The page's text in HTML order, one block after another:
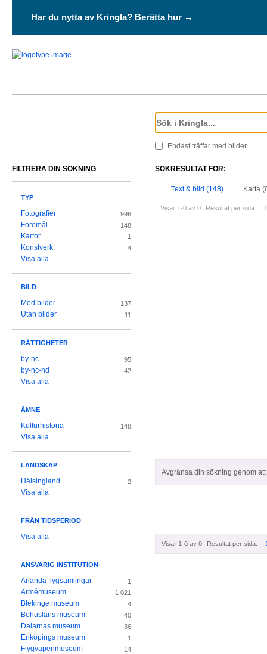
Har du nytta av Kringla? Berätta hur →
Endast träffar med bilder
SÖKRESULTAT FÖR:
Text & bild (148) Karta
Visar 1-0 av 0 Resultat per sida:
Avgränsa din sökning genom
Visar 1-0 av 0 Resultat per sida:
FILTRERA DIN SÖKNING
TYP
Fotografier 996
Föremål 148
Kartor 1
Konstverk 4
Visa alla
BILD
Med bilder 137
Utan bilder 11
RÄTTIGHETER
by-nc 95
by-nc-nd 42
Visa alla
ÄMNE
Kulturhistoria 148
Visa alla
LANDSKAP
Hälsingland 2
Visa alla
FRÅN TIDSPERIOD
Visa alla
ANSVARIG INSTITUTION
Arlanda flygsamlingar 1
Armémuseum 1 021
Blekinge museum 4
Bohusläns museum 40
Dalarnas museum 36
Enköpings museum 1
Flygvapenmuseum 14